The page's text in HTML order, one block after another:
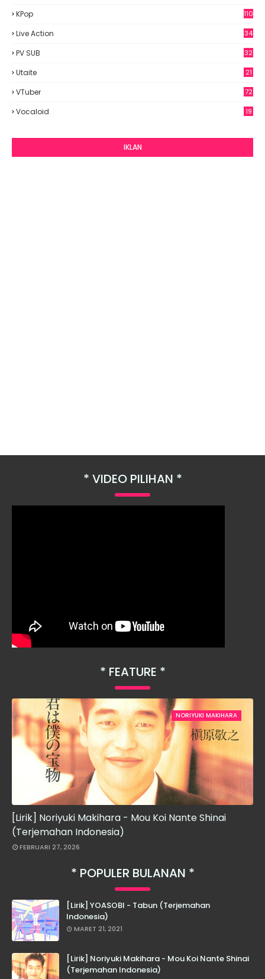
KPop 110
Live Action 34
PV SUB 32
Utaite 21
VTuber 72
Vocaloid 19
IKLAN
VIDEO PILIHAN
FEATURE
NORIYUKI MAKIHARA
[Lirik] Noriyuki Makihara - Mou Koi Nante Shinai
(Terjemahan Indonesia)
FEBRUARI 27, 2026
POPULER BULANAN
[Lirik] YOASOBI - Tabun (Terjemahan
Indonesia)
MARET 21, 2021
[Lirik] Noriyuki Makihara - Mou Koi Nante Shinai
(Terjemahan Indonesia)